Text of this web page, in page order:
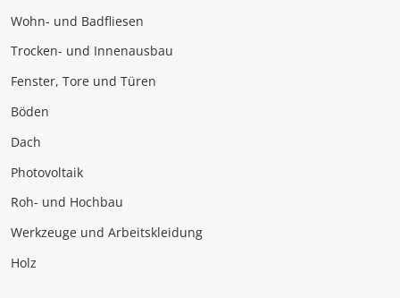
Wohn- und Badfliesen
Trocken- und Innenausbau
Fenster, Tore und Türen
Böden
Dach
Photovoltaik
Roh- und Hochbau
Werkzeuge und Arbeitskleidung
Holz